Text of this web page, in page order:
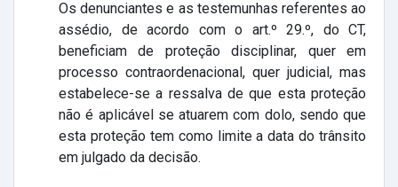
Os denunciantes e as testemunhas referentes ao
assédio, de acordo com o art.º 29.º, do CT,
beneficiam de proteção disciplinar, quer em
processo contraordenacional, quer judicial, mas
estabelece-se a ressalva de que esta proteção
não é aplicável se atuarem com dolo, sendo que
esta proteção tem como limite a data do trânsito
em julgado da decisão.